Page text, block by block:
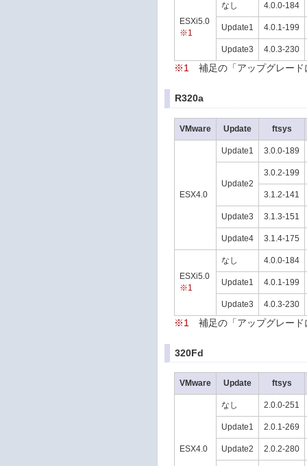
ESXi5.0
※1
なし 4.0.0-184
Update1 4.0.1-199
Update3 4.0.3-230
※1 補足の「アップグレード
R320a
VMware Update ftsys
ESX4.0
Update1 3.0.0-189
Update2
3.0.2-199
3.1.2-141
Update3 3.1.3-151
Update4 3.1.4-175
ESXi5.0
※1
なし 4.0.0-184
Update1 4.0.1-199
Update3 4.0.3-230
※1 補足の「アップグレード
320Fd
VMware Update ftsys
ESX4.0
なし 2.0.0-251
Update1 2.0.1-269
Update2 2.0.2-280